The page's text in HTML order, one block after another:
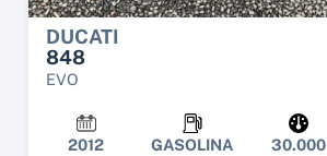
DUCATI
848
EVO
2012 GASOLINA 30.000